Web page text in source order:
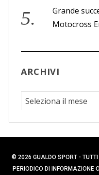
Grande
Motocross
ARCHIVI
A
r
c
h
i
v
© 2026 GUALDO SPORT -
PERIODICO DI INFORMAZIONE